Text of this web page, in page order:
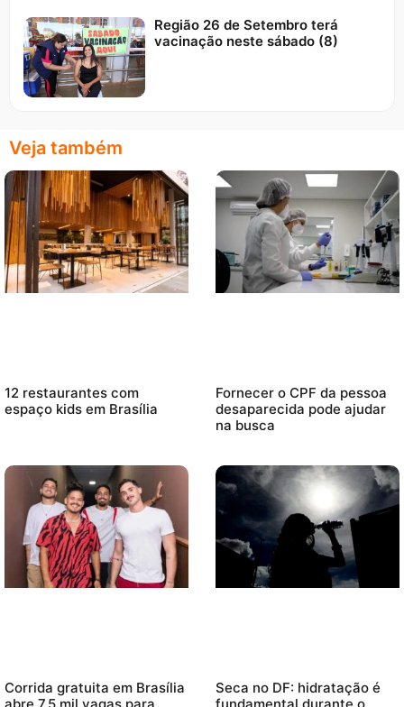
Região 26 de Setembro terá
vacinação neste sábado (8)
Veja também
12 restaurantes com
espaço kids em Brasília
Fornecer o CPF da pessoa
desaparecida pode ajudar
na busca
Corrida gratuita em Brasília
Seca no DF: hidratação é